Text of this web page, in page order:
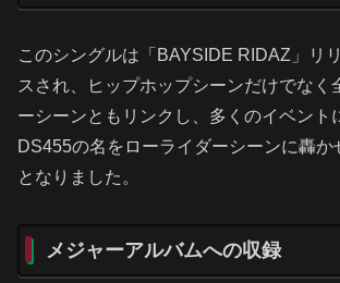
このシングルは「BAYSIDE RIDAZ」リ
スされ、ヒップホップシーンだけでなく
ーシーンともリンクし、多くのイベント
DS455の名をローライダーシーンに轟か
となりました。
メジャーアルバムへの収録